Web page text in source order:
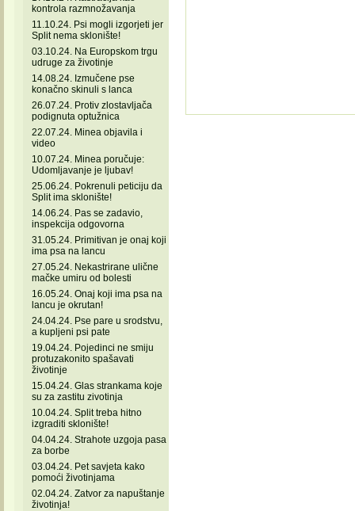
kontrola razmnožavanja
11.10.24. Psi mogli izgorjeti jer
Split nema sklonište!
03.10.24. Na Europskom trgu
udruge za životinje
14.08.24. Izmučene pse
konačno skinuli s lanca
26.07.24. Protiv zlostavljača
podignuta optužnica
22.07.24. Minea objavila i
video
10.07.24. Minea poručuje:
Udomljavanje je ljubav!
25.06.24. Pokrenuli peticiju da
Split ima sklonište!
14.06.24. Pas se zadavio,
inspekcija odgovorna
31.05.24. Primitivan je onaj koji
ima psa na lancu
27.05.24. Nekastrirane ulične
mačke umiru od bolesti
16.05.24. Onaj koji ima psa na
lancu je okrutan!
24.04.24. Pse pare u srodstvu,
a kupljeni psi pate
19.04.24. Pojedinci ne smiju
protuzakonito spašavati
životinje
15.04.24. Glas strankama koje
su za zastitu zivotinja
10.04.24. Split treba hitno
izgraditi sklonište!
04.04.24. Strahote uzgoja pasa
za borbe
03.04.24. Pet savjeta kako
pomoći životinjama
02.04.24. Zatvor za napuštanje
životinja!